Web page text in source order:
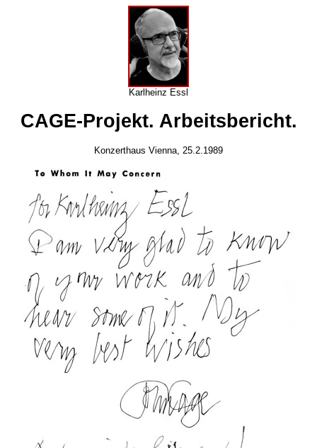
Karlheinz Essl
CAGE-Projekt. Arbeitsbericht.
Konzerthaus Vienna, 25.2.1989